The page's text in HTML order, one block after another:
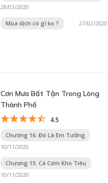
28/03/2020
Mùa dịch có gì ko ? 27/02/2020
Cơn Mưa Bất Tận Trong Lòng
Thành Phố
4.5
Chương 16. Đó Là Em Tưởng
10/11/2020
Chương 15. Cá Cơm Kho Tiêu
10/11/2020